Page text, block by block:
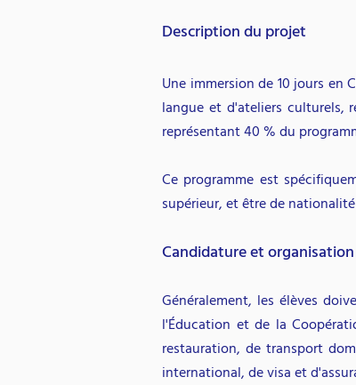
Description du projet
Une immersion de 10 jours en
langue et d'ateliers culturels,
représentant 40 % du
Ce programme est
supérieur, et être de
Candidature et organisation
Généralement, les élèves
l'Éducation et de la
restauration, de transport
international, de visa et